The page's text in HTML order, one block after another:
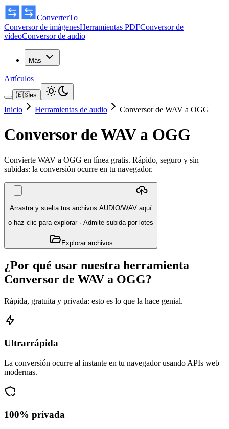
ConverterTo
Conversor de imágenesHerramientas PDFConversor de
vídeoConversor de audio
Más
Artículos
🇪🇸es
Inicio Herramientas de audio Conversor de WAV a OGG
Conversor de WAV a OGG
Convierte WAV a OGG en línea gratis. Rápido, seguro y sin
subidas: la conversión ocurre en tu navegador.
Arrastra y suelta tus archivos AUDIO/WAV aquí
o haz clic para explorar· Admite subida por lotes
Explorar archivos
¿Por qué usar nuestra herramienta
Conversor de WAV a OGG?
Rápida, gratuita y privada: esto es lo que la hace genial.
Ultrarrápida
La conversión ocurre al instante en tu navegador usando APIs web
modernas.
100% privada